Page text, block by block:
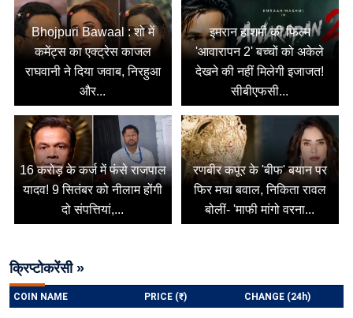
Bhojpuri Bawaal : शो में
कमेंट्स का एक्ट्रेस काजल
राघवानी ने दिया जवाब, निरहुआ
और...
इमरान हाशमी की फिल्म
'आवारापन 2' बच्चों को अकेले
देखने की नहीं मिलेगी इजाजत!
सीबीएफसी...
16 करोड़ के कर्ज में फंसे राजपाल
यादव! 9 सितंबर को नीलाम होंगी
दो संपत्तियां,...
रणबीर कपूर के 'बीफ' बयान पर
फिर मचा बवाल, निकिता रावल
बोलीं- 'माफी मांगो वरना...
क्रिप्टोकरेंसी »